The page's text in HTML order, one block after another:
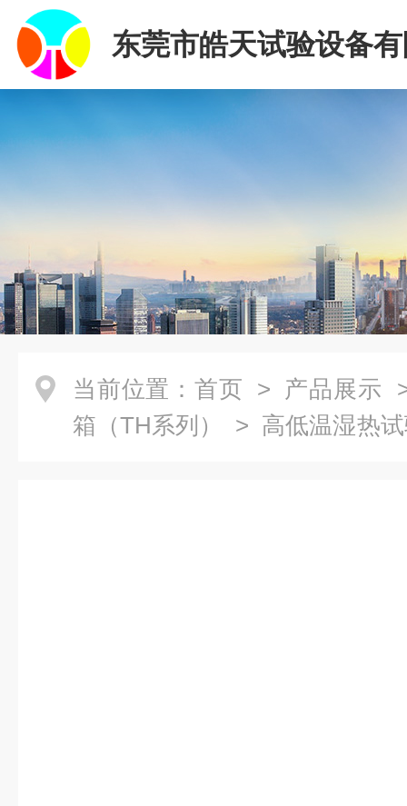
东莞市皓天试验设备
当前位置： 首页 > 产品展示
箱（TH系列）
> 高低温湿热